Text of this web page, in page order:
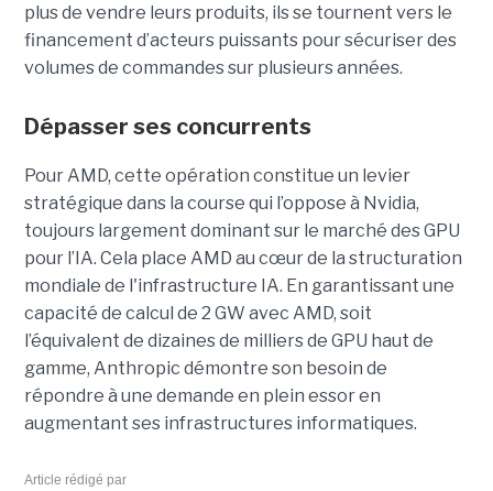
plus de vendre leurs produits, ils se tournent vers le
financement d’acteurs puissants pour sécuriser des
volumes de commandes sur plusieurs années.
Dépasser ses concurrents
Pour AMD, cette opération constitue un levier
stratégique dans la course qui l’oppose à Nvidia,
toujours largement dominant sur le marché des GPU
pour l’IA. Cela place AMD au cœur de la structuration
mondiale de l'infrastructure IA. En garantissant une
capacité de calcul de 2 GW avec AMD, soit
l’équivalent de dizaines de milliers de GPU haut de
gamme, Anthropic démontre son besoin de
répondre à une demande en plein essor en
augmentant ses infrastructures informatiques.
Article rédigé par